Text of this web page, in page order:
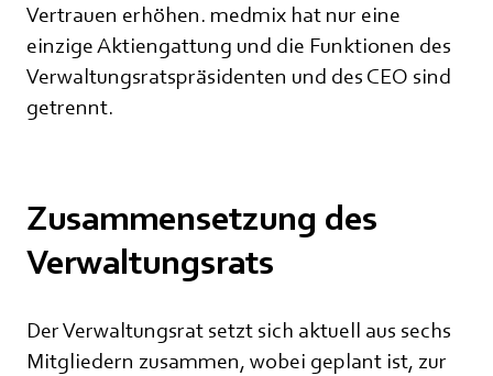
Vertrauen erhöhen. medmix hat nur eine
einzige Aktiengattung und die Funktionen des
Verwaltungsratspräsidenten und des CEO sind
getrennt.
Zusammensetzung des
Verwaltungsrats
Der Verwaltungsrat setzt sich aktuell aus sechs
Mitgliedern zusammen, wobei geplant ist, zur